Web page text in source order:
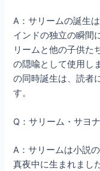
A：サリームの誕生
インドの独立の瞬間
リームと他の子供た
の隠喩として使用し
の同時誕生は、読者
す。
Q：サリーム・サヨ
A：サリームは小説
真夜中に生まれまし